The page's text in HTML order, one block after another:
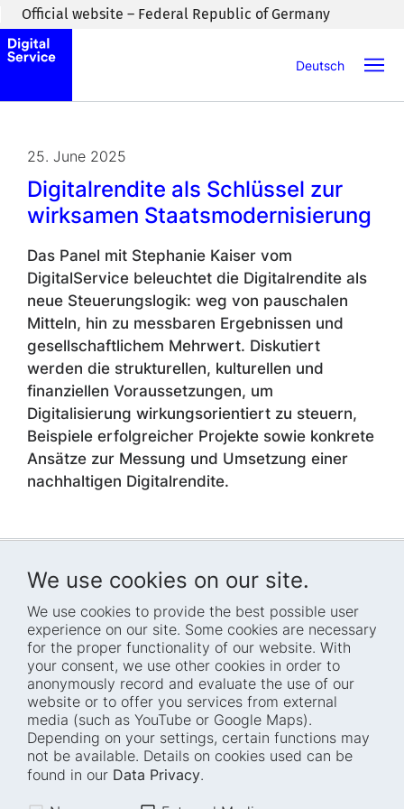
We use cookies on our site.
We use cookies to provide the best possible user
experience on our site. Some cookies are necessary
for the proper functionality of our website. With
your consent, we use other cookies in order to
anonymously record and evaluate the use of our
website or to offer you services from external
media (such as YouTube or Google Maps).
Depending on your settings, certain functions may
not be available. Details on cookies used can be
found in our Data Privacy.
Skip to main content
Official website – Federal Republic of Germany
Deutsch
25. June 2025
Digitalrendite als Schlüssel zur
wirksamen Staatsmodernisierung
Das Panel mit Stephanie Kaiser vom
DigitalService beleuchtet die Digitalrendite als
neue Steuerungslogik: weg von pauschalen
Mitteln, hin zu messbaren Ergebnissen und
gesellschaftlichem Mehrwert. Diskutiert
werden die strukturellen, kulturellen und
finanziellen Voraussetzungen, um
Digitalisierung wirkungsorientiert zu steuern,
Beispiele erfolgreicher Projekte sowie konkrete
Ansätze zur Messung und Umsetzung einer
nachhaltigen Digitalrendite.
Home
Who we are
How we work
Projects
Fellowships
Blog
Press
Events
Accessibility
Transparency